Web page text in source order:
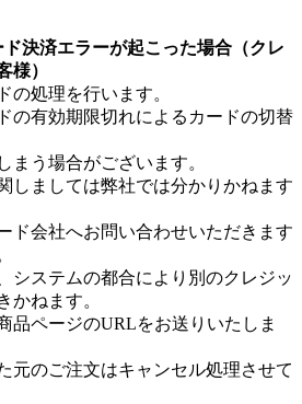
決済エラーが起こった場合（クレ
様）
の処理を行います。
の有効期限切れによるカードの切替
まう場合がございます。
しましては弊社では分かりかねます
ド会社へお問い合わせいただきます
システムの都合により別のクレジッ
かねます。
品ページのURLをお送りいたしま
元のご注文はキャンセル処理させて